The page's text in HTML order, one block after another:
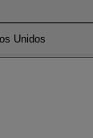
Unidos